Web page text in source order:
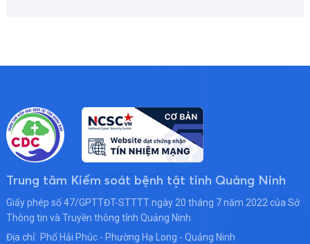
Trung tâm Kiểm soát bệnh tật tỉnh Quảng Ninh
Giấy phép số 47/GPTTĐT-STTTT ngày 20 tháng 7 năm 2022 của Sở
Thông tin và Truyền thông tỉnh Quảng Ninh
Địa chỉ: Phố Hải Phúc - Phường Hạ Long - Quảng Ninh